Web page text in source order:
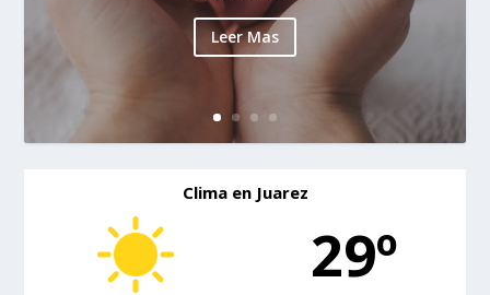
Leer Mas
Clima en Juarez
29º